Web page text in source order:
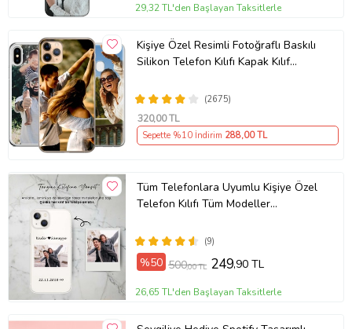
29,32 TL'den Başlayan Taksitlerle
Kişiye Özel Resimli Fotoğraflı Baskılı
Silikon Telefon Kılıfı Kapak Kılıf
(2675)
320,00 TL
Sepette %10 İndirim 288,00 TL
Tüm Telefonlara Uyumlu Kişiye Özel
Telefon Kılıfı Tüm Modeller
(9)
%50 500,00 TL 249,90 TL
26,65 TL'den Başlayan Taksitlerle